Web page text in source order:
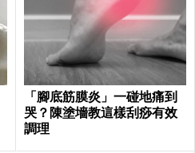
「腳底筋膜炎」一碰地痛到
哭？陳塗墻教這樣刮痧有效
調理